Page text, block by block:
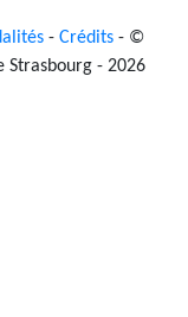
- Crédits - ©
Strasbourg - 2026